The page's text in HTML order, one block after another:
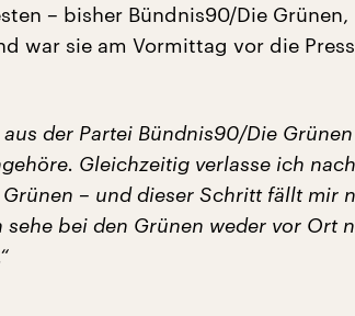
– bisher Bündnis90/Die Grünen,
war sie am Vormittag vor die
der Partei Bündnis90/Die Grünen
Gleichzeitig verlasse ich
– und dieser Schritt fällt mir
bei den Grünen weder vor Ort